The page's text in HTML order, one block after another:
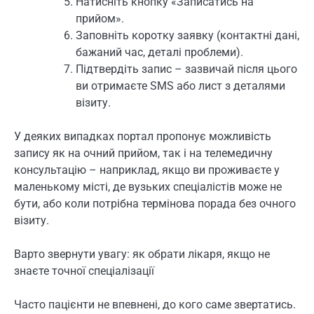
прийом».
Заповніть коротку заявку (контактні дані,
бажаний час, деталі проблеми).
Підтвердіть запис – зазвичай після цього
ви отримаєте SMS або лист з деталями
візиту.
У деяких випадках портал пропонує можливість
запису як на очний прийом, так і на телемедичну
консультацію – наприклад, якщо ви проживаєте у
маленькому місті, де вузьких спеціалістів може не
бути, або коли потрібна термінова порада без очного
візиту.
Варто звернути увагу: як обрати лікаря, якщо не
знаєте точної спеціалізації
Часто пацієнти не впевнені, до кого саме звертатись.